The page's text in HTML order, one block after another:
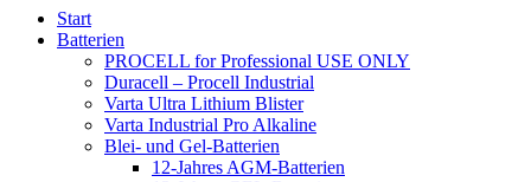
Start
Batterien
PROCELL for Professional USE ONLY
Duracell – Procell Industrial
Varta Ultra Lithium Blister
Varta Industrial Pro Alkaline
Blei- und Gel-Batterien
12-Jahres AGM-Batterien